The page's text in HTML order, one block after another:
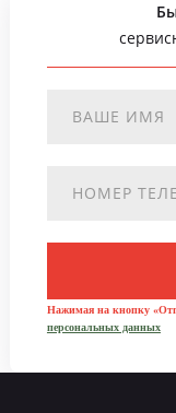
Нажимая на кнопку
персональных данных